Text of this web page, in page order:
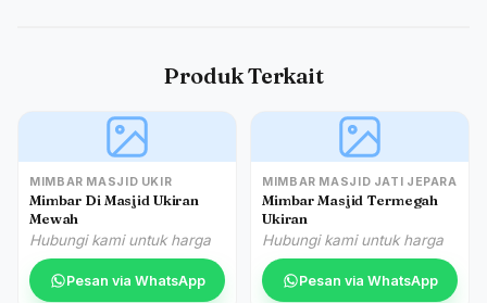
Produk Terkait
MIMBAR MASJID UKIR
Mimbar Di Masjid Ukiran
Mewah
Hubungi kami untuk harga
Pesan via WhatsApp
MIMBAR MASJID JATI JEPARA
Mimbar Masjid Termegah
Ukiran
Hubungi kami untuk harga
Pesan via WhatsApp